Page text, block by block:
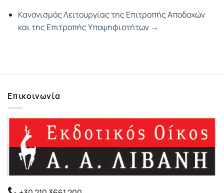
Κανονισμός Λειτουργίας της Επιτροπής Αποδοχών
και της Επιτροπής Υποψηφιοτήτων →
Επικοινωνία